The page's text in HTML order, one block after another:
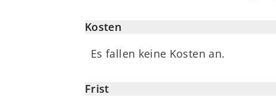
Kosten
Es fallen keine Kosten an.
Frist